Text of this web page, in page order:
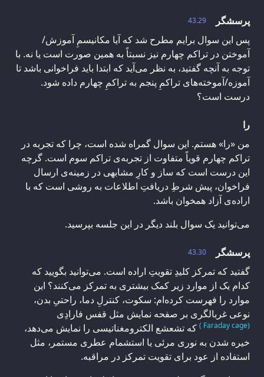
43.29
پرسشگر
پس این سوال برایم مطرح شد که آیا مکانیسمِ آموزش/
آموختن در تراکم چهارم نیز نسبتاً به همین صورت است یا نه. با
توجه به آنچه گفتید، به نظر می‌آید که ابتدا باید فراخوانی باشد تا
آموزه/آموخته‌های تراکمِ پنجم به تراکمِ چهارم داده شود.
درست است؟
را
من «را» هستم. این سوال گمراه شده است، چرا که تجربه در
تراکم چهارم قویاً متفاوت از تجربه‌ی تراکم سوم است. گرچه
این درست است که ساز و کارِ مشابهی در زمینه‌ی ارسال
فراخوان، پیش شرطِ دریافتِ اطلاعات به روشی است که با
اراده‌ی آزاد همخوان باشد.
می‌توانید یک سوال بلند دیگر در این جلسه بپرسید.
43.30
پرسشگر
گفتید که تمرکز کلیدِ تقویتِ اراده است. می‌توانید بگویید که
کدام یک از موارد زیر کمک بیشتری به تمرکز می‌کنند؟ این
موارد را فهرست کرده‌ام: سکوت، کنترلِ دما، راحتیِ بدن،
نوعی غربالگری بر صفحه نمایش مثل قفس فارادِی
(Faraday cage )
که تشعشع الکترومغناتیسی را نمایش می‌دهد،
خیره شدن به نوری مرئی یا استشمام عطری مستمر، مثل
استفاده از عود برای تقویت تمرکز در مراقبه.